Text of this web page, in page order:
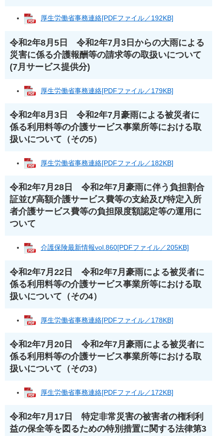
厚生労働省事務連絡[PDFファイル／192KB]
令和2年8月5日 令和2年7月3日からの大雨による
災害に係る介護報酬等の請求等の取扱いについて
(7月サービス提供分)
厚生労働省事務連絡[PDFファイル／179KB]
令和2年8月3日 令和2年7月豪雨による被災者に
係る利用料等の介護サービス事業所等における取
扱いについて（その5）
厚生労働省事務連絡[PDFファイル／182KB]
令和2年7月28日 令和2年7月豪雨に伴う負担割合
証並び高額介護サービス費等の支給及び特定入所
者介護サービス費等の負担限度額認定等の運用に
ついて
介護保険最新情報vol.860[PDFファイル／205KB]
令和2年7月22日 令和2年7月豪雨による被災者に
係る利用料等の介護サービス事業所等における取
扱いについて（その4）
厚生労働省事務連絡[PDFファイル／178KB]
令和2年7月20日 令和2年7月豪雨による被災者に
係る利用料等の介護サービス事業所等における取
扱いについて（その3）
厚生労働省事務連絡[PDFファイル／172KB]
令和2年7月17日 特定非常災害の被害者の権利利
益の保全等を図るための特別措置に関する法律第3